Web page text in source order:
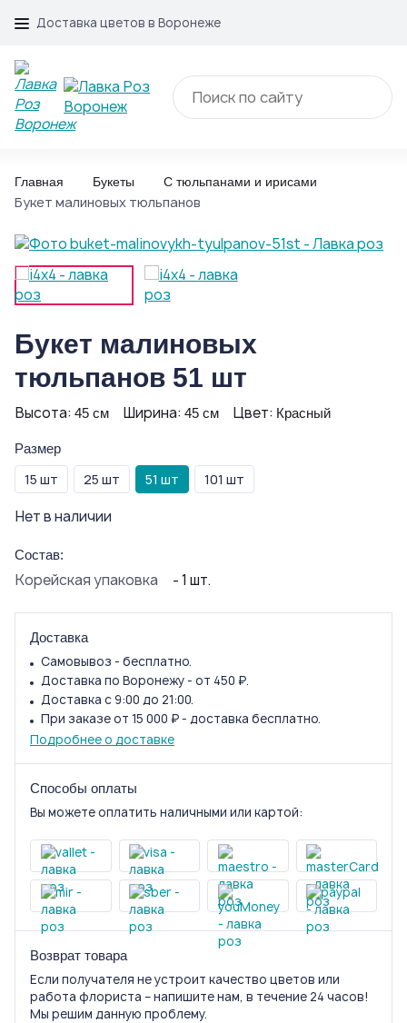
Доставка цветов в Воронеже
Главная Букеты С тюльпанами и ирисами
Букет малиновых тюльпанов
Букет малиновых
тюльпанов 51 шт
Высота: 45 см Ширина: 45 см Цвет: Красный
Размер
15 шт 25 шт 51 шт 101 шт
Нет в наличии
Состав:
Корейская упаковка - 1 шт.
Доставка
Самовывоз - бесплатно.
Доставка по Воронежу - от 450 ₽.
Доставка с 9:00 до 21:00.
При заказе от 15 000 ₽ - доставка бесплатно.
Подробнее о доставке
Способы оплаты
Вы можете оплатить наличными или картой:
Возврат товара
Если получателя не устроит качество цветов или
работа флориста – напишите нам, в течение 24 часов!
Мы решим данную проблему.